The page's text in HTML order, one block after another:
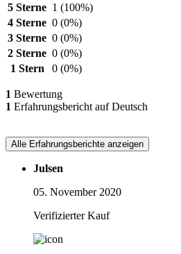
5 Sterne 1 (100%)
4 Sterne 0 (0%)
3 Sterne 0 (0%)
2 Sterne 0 (0%)
1 Stern
0 (0%)
1 Bewertung
1 Erfahrungsbericht auf Deutsch
Alle Erfahrungsberichte anzeigen
Julsen
05. November 2020
Verifizierter Kauf